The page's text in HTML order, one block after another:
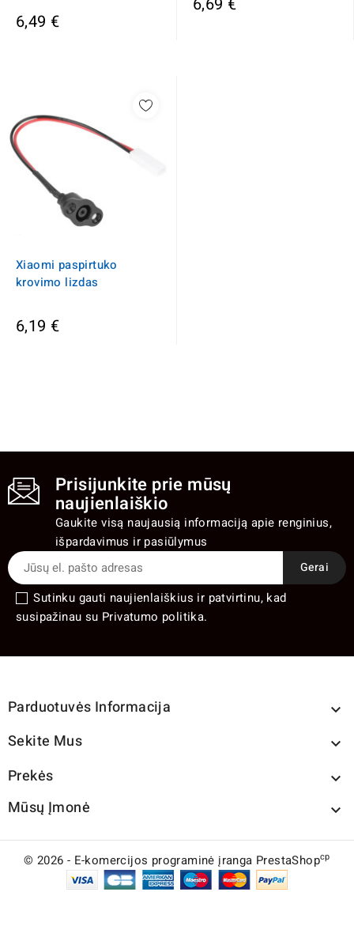
6,49 €
Xiaomi paspirtuko
krovimo lizdas
6,19 €
Prisijunkite prie mūsų
naujienlaiškio
Gaukite visą naujausią informaciją apie renginius,
išpardavimus ir pasiūlymus
Sutinku gauti naujienlaiškius ir patvirtinu, kad
susipažinau su Privatumo politika.
Parduotuvės Informacija 
Sekite Mus 
Prekės 
Mūsų Įmonė 
© 2026 - E-komercijos programinė įranga PrestaShopcp